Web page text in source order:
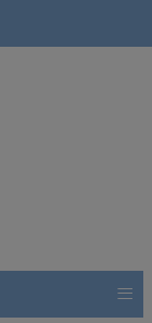
≡